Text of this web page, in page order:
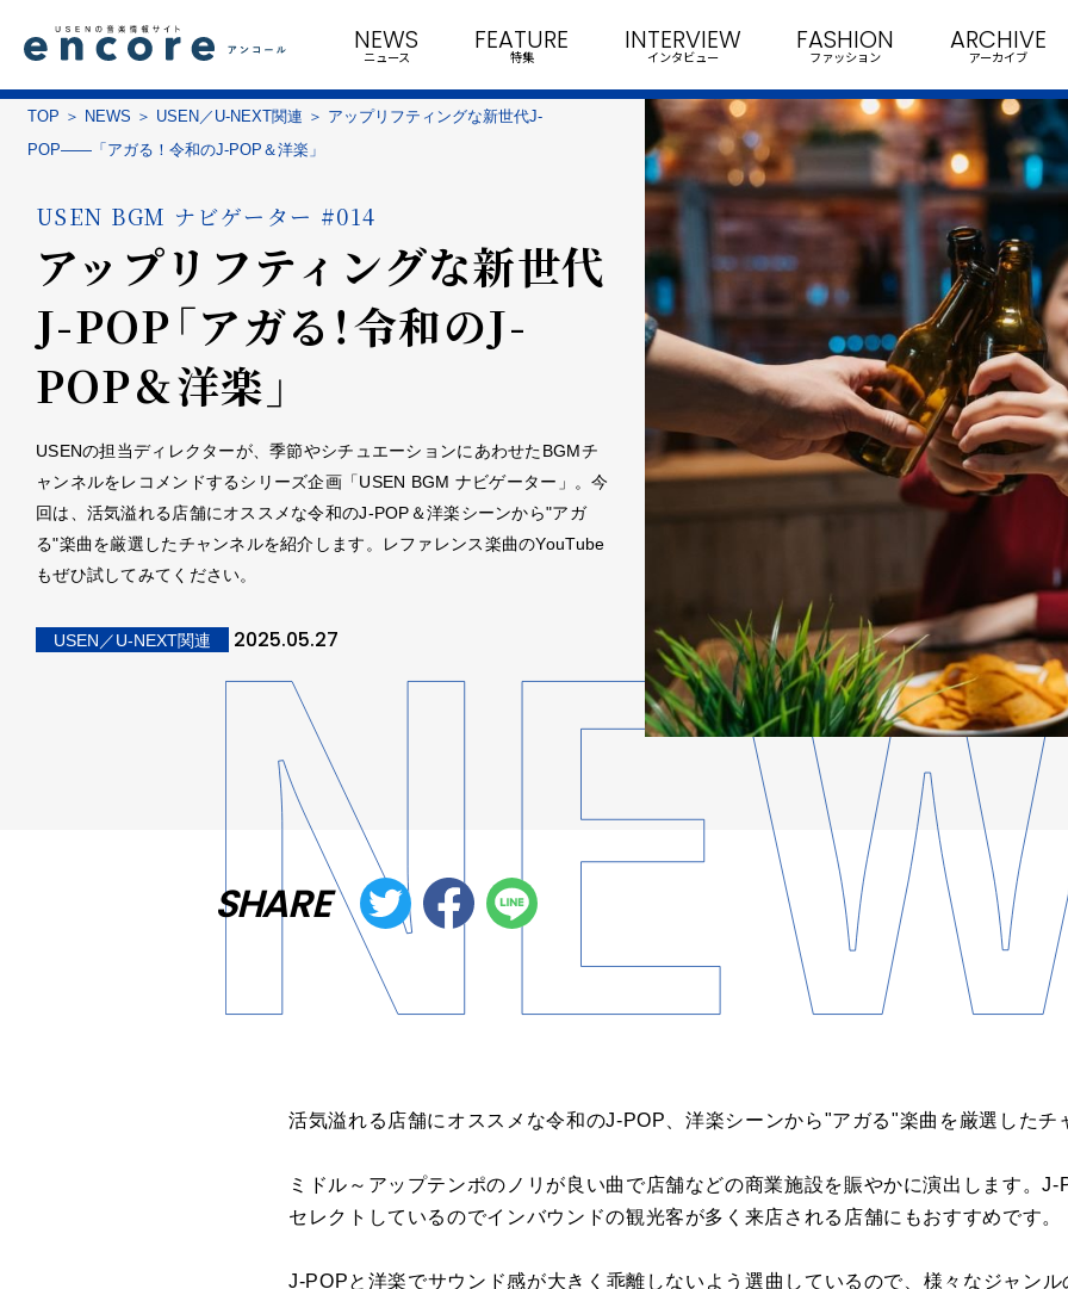
NEWS
ニュース
FEATURE
特集
INTERVIEW
インタビュー
FASHION
ファッション
ARCHIVE
アーカイブ
TOP NEWS USEN／U-NEXT関連
アップリフティングな新世代J-
POP――「アガる！令和のJ-POP＆洋楽」
USEN BGM ナビゲーター #014
アップリフティングな新世代
J-POP――「アガる！令和のJ-
POP＆洋楽」
USENの担当ディレクターが、季節やシチュエーションにあわせたBGMチ
ャンネルをレコメンドするシリーズ企画「USEN BGM ナビゲーター」。今
回は、活気溢れる店舗にオススメな令和のJ-POP＆洋楽シーンから"アガ
る"楽曲を厳選したチャンネルを紹介します。レファレンス楽曲のYouTube
もぜひ試してみてください。
USEN／U-NEXT関連 2025.05.27
SHARE
活気溢れる店舗にオススメな令和のJ-POP、洋楽シーンから"アガる"楽曲を厳選したチ
ミドル～アップテンポのノリが良い曲で店舗などの商業施設を賑やかに演出します。J-
セレクトしているのでインバウンドの観光客が多く来店される店舗にもおすすめです。
J-POPと洋楽でサウンド感が大きく乖離しないよう選曲しているので、様々なジャン